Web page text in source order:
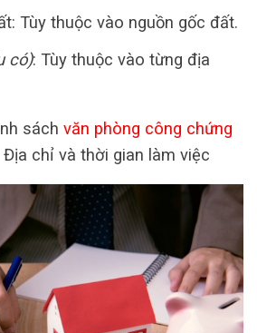
Tùy thuộc vào nguồn gốc đất.
có): Tùy thuộc vào từng địa
sách văn phòng công chứng
chỉ và thời gian làm việc